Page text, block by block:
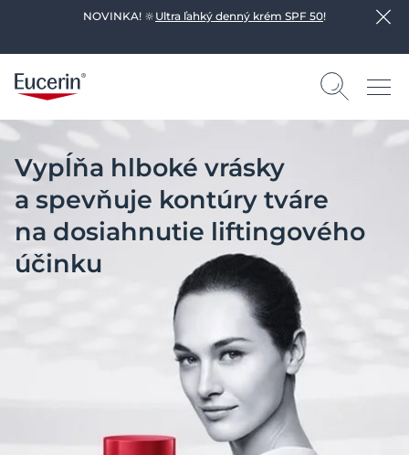
NOVINKA! 🔆 Ultra ľahký denný krém SPF 50!
Vypĺňa hlboké vrásky
a spevňuje kontúry tváre
na dosiahnutie liftingového
účinku